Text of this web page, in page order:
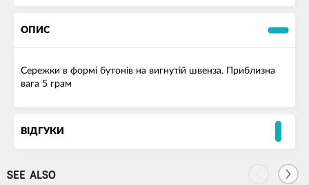
ОПИС
Сережки в формі бутонів на вигнутій швенза. Приблизна
вага 5 грам
ВІДГУКИ
SEE ALSO